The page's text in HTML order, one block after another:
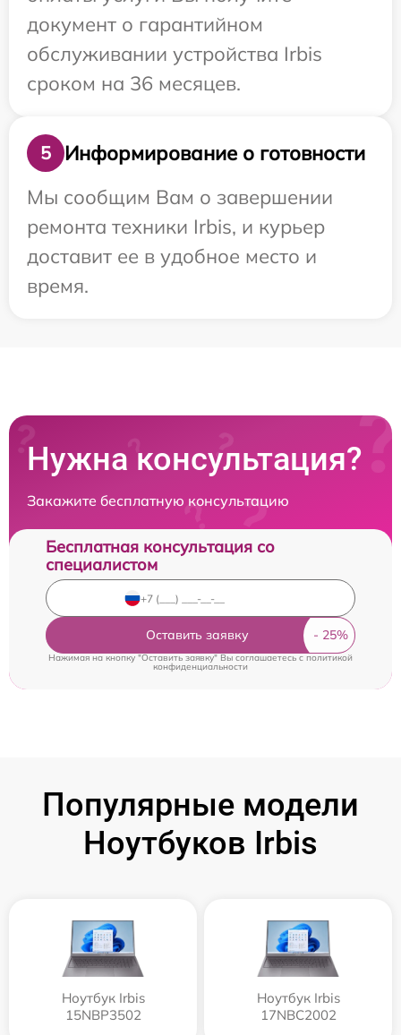
документ о гарантийном
обслуживании устройства Irbis
сроком на 36 месяцев.
5
Информирование о готовности
Мы сообщим Вам о завершении
ремонта техники Irbis, и курьер
доставит ее в удобное место и
время.
Нужна консультация?
Закажите бесплатную консультацию
Бесплатная консультация со
специалистом
Оставить заявку
Нажимая на кнопку "Оставить заявку" Вы соглашаетесь c политикой
конфиденциальности
Популярные модели
Ноутбуков Irbis
Ноутбук Irbis
15NBP3502
Ноутбук Irbis
17NBC2002